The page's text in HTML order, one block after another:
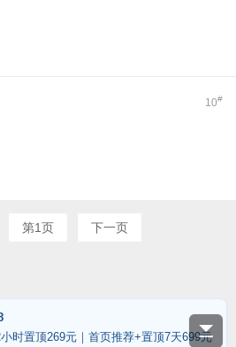
10#
第1页 下一页
时置顶269元｜首页推荐+置顶7天699元